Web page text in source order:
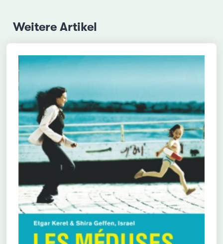
Weitere Artikel